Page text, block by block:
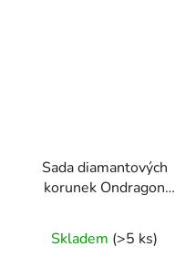
Sada diamantových
korunek Ondragon
M14, 11 ks, na gres,
obklady, beton a kámen
Skladem (>5 ks)